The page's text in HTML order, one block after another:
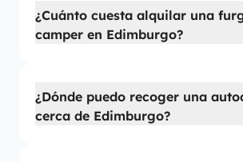
¿Cuánto cuesta alquilar una
camper en Edimburgo?
¿Dónde puedo recoger una
cerca de Edimburgo?